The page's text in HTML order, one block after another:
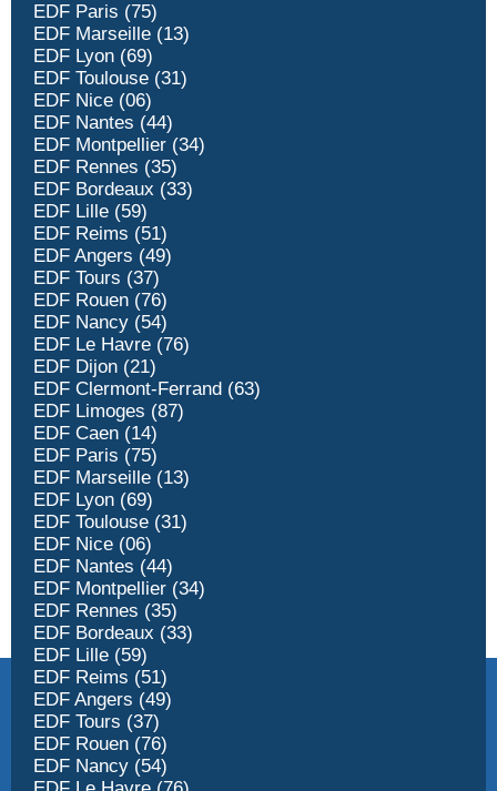
EDF Paris (75)
EDF Marseille (13)
EDF Lyon (69)
EDF Toulouse (31)
EDF Nice (06)
EDF Nantes (44)
EDF Montpellier (34)
EDF Rennes (35)
EDF Bordeaux (33)
EDF Lille (59)
EDF Reims (51)
EDF Angers (49)
EDF Tours (37)
EDF Rouen (76)
EDF Nancy (54)
EDF Le Havre (76)
EDF Dijon (21)
EDF Clermont-Ferrand (63)
EDF Limoges (87)
EDF Caen (14)
EDF Paris (75)
EDF Marseille (13)
EDF Lyon (69)
EDF Toulouse (31)
EDF Nice (06)
EDF Nantes (44)
EDF Montpellier (34)
EDF Rennes (35)
EDF Bordeaux (33)
EDF Lille (59)
EDF Reims (51)
EDF Angers (49)
EDF Tours (37)
EDF Rouen (76)
EDF Nancy (54)